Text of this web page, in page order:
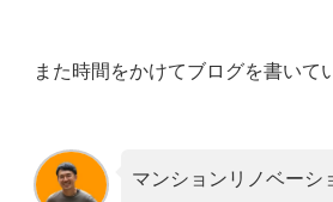
また時間をかけてブログを書いて
マンションリノベーシ